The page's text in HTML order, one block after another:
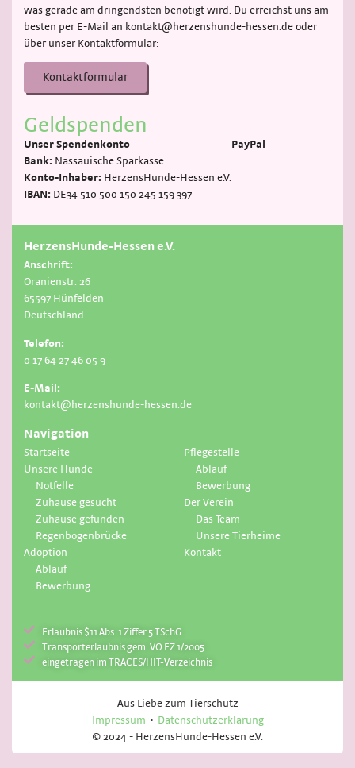
was gerade am dringendsten benötigt wird. Du erreichst uns am
besten per E-Mail an kontakt@herzenshunde-hessen.de oder
über unser Kontaktformular:
Kontaktformular
Geldspenden
Unser Spendenkonto
Bank: Nassauische Sparkasse
Konto-Inhaber: HerzensHunde-Hessen e.V.
IBAN: DE34 510 500 150 245 159 397
PayPal
HerzensHunde-Hessen e.V.
Anschrift:
Oranienstr. 26
65597 Hünfelden
Deutschland
Telefon:
0 17 64 27 46 05 9
E-Mail:
kontakt@herzenshunde-hessen.de
Navigation
Startseite
Unsere Hunde
Notfelle
Zuhause gesucht
Zuhause gefunden
Regenbogenbrücke
Adoption
Ablauf
Bewerbung
Pflegestelle
Ablauf
Bewerbung
Der Verein
Das Team
Unsere Tierheime
Kontakt
Erlaubnis $11 Abs. 1 Ziffer 5 TSchG
Transporterlaubnis gem. VO EZ 1/2005
eingetragen im TRACES/HIT-Verzeichnis
Aus Liebe zum Tierschutz
Impressum
Datenschutzerklärung
© 2024 - HerzensHunde-Hessen e.V.